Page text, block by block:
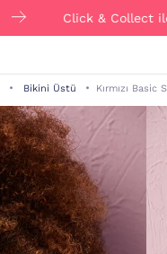
Click & Collect ile
Bikini Üstü Kırmızı